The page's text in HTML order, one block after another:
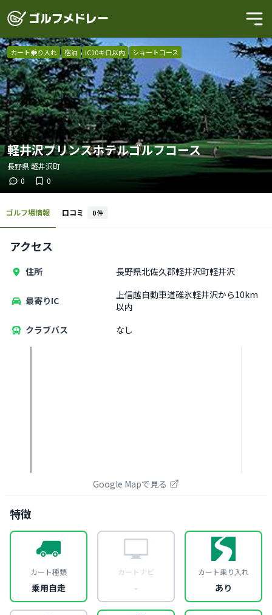
カート乗り入れ 宿泊 IC10キロ以内 ショートコース
軽井沢プリンスホテルゴルフコース
長野県軽井沢町
0
0
ゴルフ場情報 口コミ 0件
アクセス
住所 長野県北佐久郡軽井沢町軽井沢
最寄りIC
上信越自動車道碓氷軽井沢から10km
以内
クラブバス
なし
Google Mapで見る
特徴
カート種類
乗用自走
カートナビ
-
カート乗り入れ
あり